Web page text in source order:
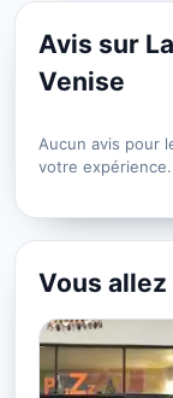
Avis sur
Venise
Aucun avis pour
votre expérience.
Vous